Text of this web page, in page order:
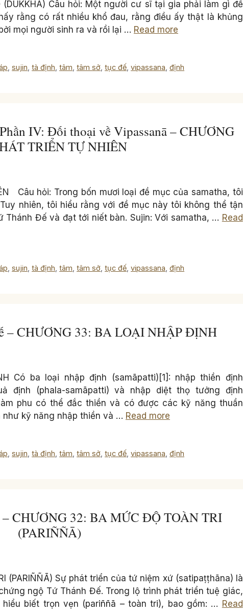
(DUKKHA) Câu hỏi: Một người cư sĩ tại gia phải làm gì để
rằng có rất nhiều khổ đau, rằng điều ấy thật là khủng
mọi người sinh ra và rồi lại … Read more
,sujin ,tà định ,tâm ,tâm sở ,tục đế ,vipassana ,định
IV: Đối thoại về Vipassanā – CHƯƠNG
TRIỂN TỰ NHIÊN
Câu hỏi: Trong bốn mươi loại đề mục của samatha, tôi
nhiên, tôi hiểu rằng với đề mục này tôi không thể tận
Thánh Đế và đạt tới niết bàn. Sujin: Với samatha, … Read
,sujin ,tà định ,tâm ,tâm sở ,tục đế ,vipassana ,định
– CHƯƠNG 33: BA LOẠI NHẬP ĐỊNH
Có ba loại nhập định (samāpatti)[1]: nhập thiền định
định (phala-samāpatti) và nhập diệt thọ tưởng định
phu có thể đắc thiền và có được các kỹ năng thuần
kỹ năng nhập thiền và … Read more
,sujin ,tà định ,tâm ,tâm sở ,tục đế ,vipassana ,định
– CHƯƠNG 32: BA MỨC ĐỘ TOÀN TRI
(PARIÑÑĀ)
(PARIÑÑĀ) Sự phát triển của tứ niệm xứ (satipaṭṭhāna) là
ngộ Tứ Thánh Đế. Trong lộ trình phát triển tuệ giác,
biết trọn vẹn (pariññā – toàn tri), bao gồm: … Read